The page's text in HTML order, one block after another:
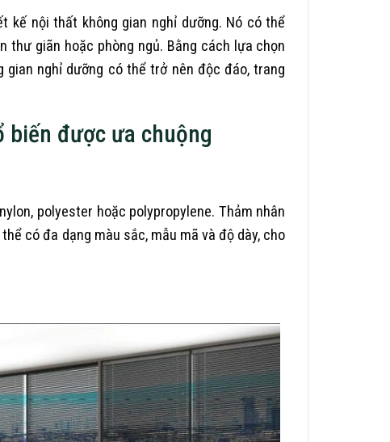
kế nội thất không gian nghỉ dưỡng. Nó có thể
giãn hoặc phòng ngủ. Bằng cách lựa chọn
nghỉ dưỡng có thể trở nên độc đáo, trang
biến được ưa chuộng
polyester hoặc polypropylene. Thảm nhân
có đa dạng màu sắc, mẫu mã và độ dày, cho